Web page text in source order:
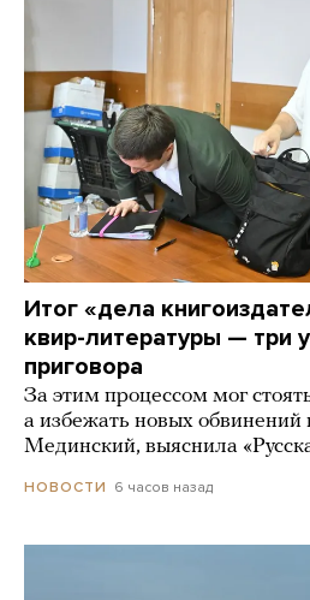
Итог «дела
квир-литературы — три
приговора
За этим процессом мог
а избежать новых
Мединский, выяснила
НОВОСТИ 6 часов назад